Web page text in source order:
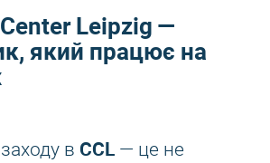
Leipzig —
який працює на
в CCL — це не